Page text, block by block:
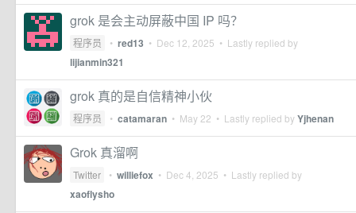
grok 是会主动屏蔽中国 IP 吗？
程序员 • red13 • Dec 12, 2025 • Lastly replied by
lijianmin321
grok 真的是自信精神小伙
程序员 • catamaran • May 22 • Lastly replied byYjhenan
Grok 真溜啊
Twitter • williefox • Dec 4, 2025 • Lastly replied by
xaoflysho